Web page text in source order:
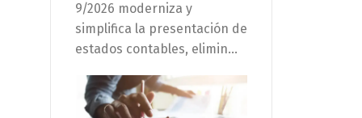
9/2026 moderniza y
simplifica la presentación de
estados contables, elimin...